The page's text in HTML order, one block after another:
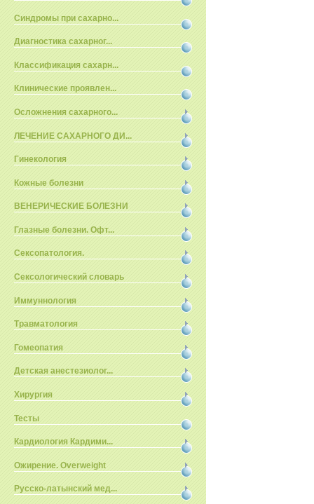
Синдромы при сахарно...
Диагностика сахарног...
Классификация сахарн...
Клинические проявлен...
Осложнения сахарного...
ЛЕЧЕНИЕ САХАРНОГО ДИ...
Гинекология
Кожные болезни
ВЕНЕРИЧЕСКИЕ БОЛЕЗНИ
Глазные болезни. Офт...
Сексопатология.
Сексологический словарь
Иммуннология
Травматология
Гомеопатия
Детская анестезиолог...
Хирургия
Тесты
Кардиология Кардими...
Ожирение. Overweight
Русско-латынский мед...